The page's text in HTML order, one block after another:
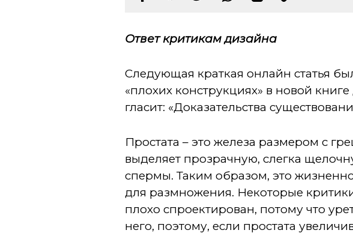
Ответ критикам дизайна
Следующая краткая онлайн статья
«плохих конструкциях» в новой
гласит: «Доказательства
Простата – это железа размером с
выделяет прозрачную, слегка
спермы. Таким образом, это
для размножения. Некоторые
плохо спроектирован, потому что
него, поэтому, если простата